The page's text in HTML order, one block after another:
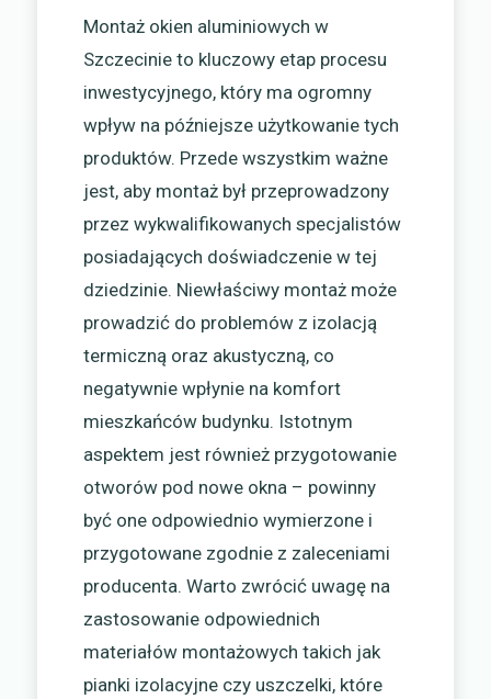
Montaż okien aluminiowych w
Szczecinie to kluczowy etap procesu
inwestycyjnego, który ma ogromny
wpływ na późniejsze użytkowanie tych
produktów. Przede wszystkim ważne
jest, aby montaż był przeprowadzony
przez wykwalifikowanych specjalistów
posiadających doświadczenie w tej
dziedzinie. Niewłaściwy montaż może
prowadzić do problemów z izolacją
termiczną oraz akustyczną, co
negatywnie wpłynie na komfort
mieszkańców budynku. Istotnym
aspektem jest również przygotowanie
otworów pod nowe okna – powinny
być one odpowiednio wymierzone i
przygotowane zgodnie z zaleceniami
producenta. Warto zwrócić uwagę na
zastosowanie odpowiednich
materiałów montażowych takich jak
pianki izolacyjne czy uszczelki, które